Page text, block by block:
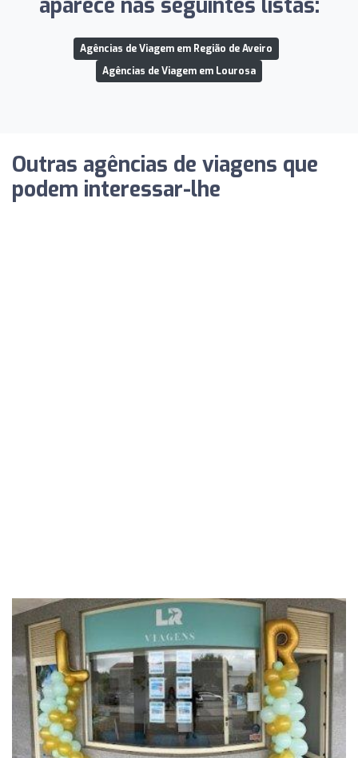
aparece nas seguintes listas:
Agências de Viagem em Região de Aveiro
Agências de Viagem em Lourosa
Outras agências de viagens que
podem interessar-lhe